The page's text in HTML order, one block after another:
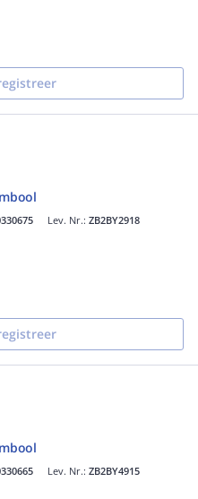
Lev. Nr.: ZB2BY2918
Lev. Nr.: ZB2BY4915